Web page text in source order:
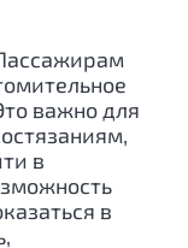
важно для
в
в